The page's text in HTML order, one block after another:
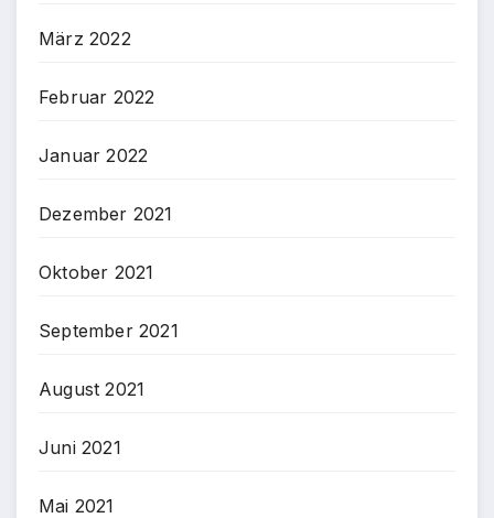
März 2022
Februar 2022
Januar 2022
Dezember 2021
Oktober 2021
September 2021
August 2021
Juni 2021
Mai 2021